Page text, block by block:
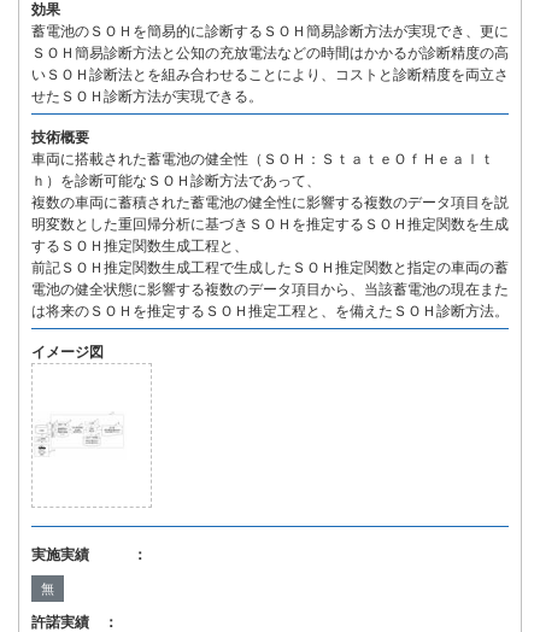
効果
蓄電池のＳＯＨを簡易的に診断するＳＯＨ簡易診断方法が実現でき、更に
ＳＯＨ簡易診断方法と公知の充放電法などの時間はかかるが診断精度の高
いＳＯＨ診断法とを組み合わせることにより、コストと診断精度を両立さ
せたＳＯＨ診断方法が実現できる。
技術概要
車両に搭載された蓄電池の健全性（ＳＯＨ：ＳｔａｔｅＯｆＨｅａｌｔ
ｈ）を診断可能なＳＯＨ診断方法であって、
複数の車両に蓄積された蓄電池の健全性に影響する複数のデータ項目を説
明変数とした重回帰分析に基づきＳＯＨを推定するＳＯＨ推定関数を生成
するＳＯＨ推定関数生成工程と、
前記ＳＯＨ推定関数生成工程で生成したＳＯＨ推定関数と指定の車両の蓄
電池の健全状態に影響する複数のデータ項目から、当該蓄電池の現在また
は将来のＳＯＨを推定するＳＯＨ推定工程と、を備えたＳＯＨ診断方法。
イメージ図
実施実績 ：
無
許諾実績 ：